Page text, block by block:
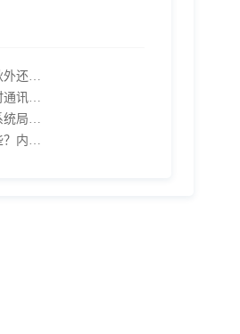
麒麟系统兼容版局域网通信软件除飞秋外还有哪些？
五款免费的局域网聊天软件：免费即时通讯软件哪款更胜一筹？
内网聊天软件工具大揭秘：银河麒麟系统局域网通信软件推荐
类似飞秋的局域网文件传输软件有哪些？内网传输软件推荐